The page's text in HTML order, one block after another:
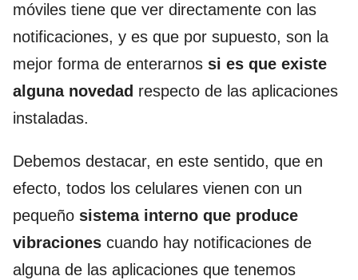
móviles tiene que ver directamente con las
notificaciones, y es que por supuesto, son la
mejor forma de enterarnos si es que existe
alguna novedad respecto de las aplicaciones
instaladas.
Debemos destacar, en este sentido, que en
efecto, todos los celulares vienen con un
pequeño sistema interno que produce
vibraciones cuando hay notificaciones de
alguna de las aplicaciones que tenemos